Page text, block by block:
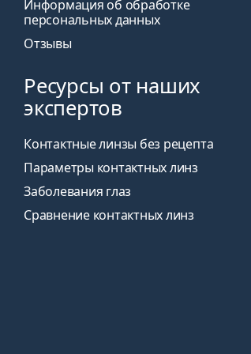
Информация об обработке
персональных данных
Отзывы
Ресурсы от наших
экспертов
Контактные линзы без рецепта
Параметры контактных линз
Заболевания глаз
Сравнение контактных линз